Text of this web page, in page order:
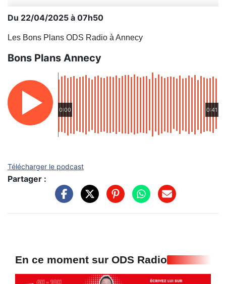
Du 22/04/2025 à 07h50
Les Bons Plans ODS Radio à Annecy
Bons Plans Annecy
0:00 0:41
Télécharger le podcast
Partager :
En ce moment sur ODS Radio